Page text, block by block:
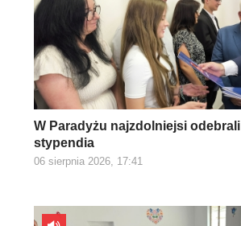
W Paradyżu najzdolniejsi odebrali
stypendia
06 sierpnia 2026, 17:41